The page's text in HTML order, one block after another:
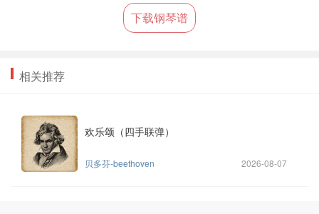
下载钢琴谱
相关推荐
欢乐颂（四手联弹）
贝多芬-beethoven 2026-08-07